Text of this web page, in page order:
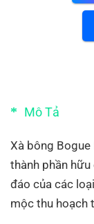
Mô Tả
Xà bông
thành phần
đáo của các
mộc thu hoạch